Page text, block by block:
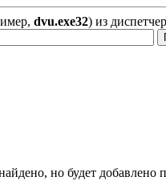
dvu.exe32) из
но будет